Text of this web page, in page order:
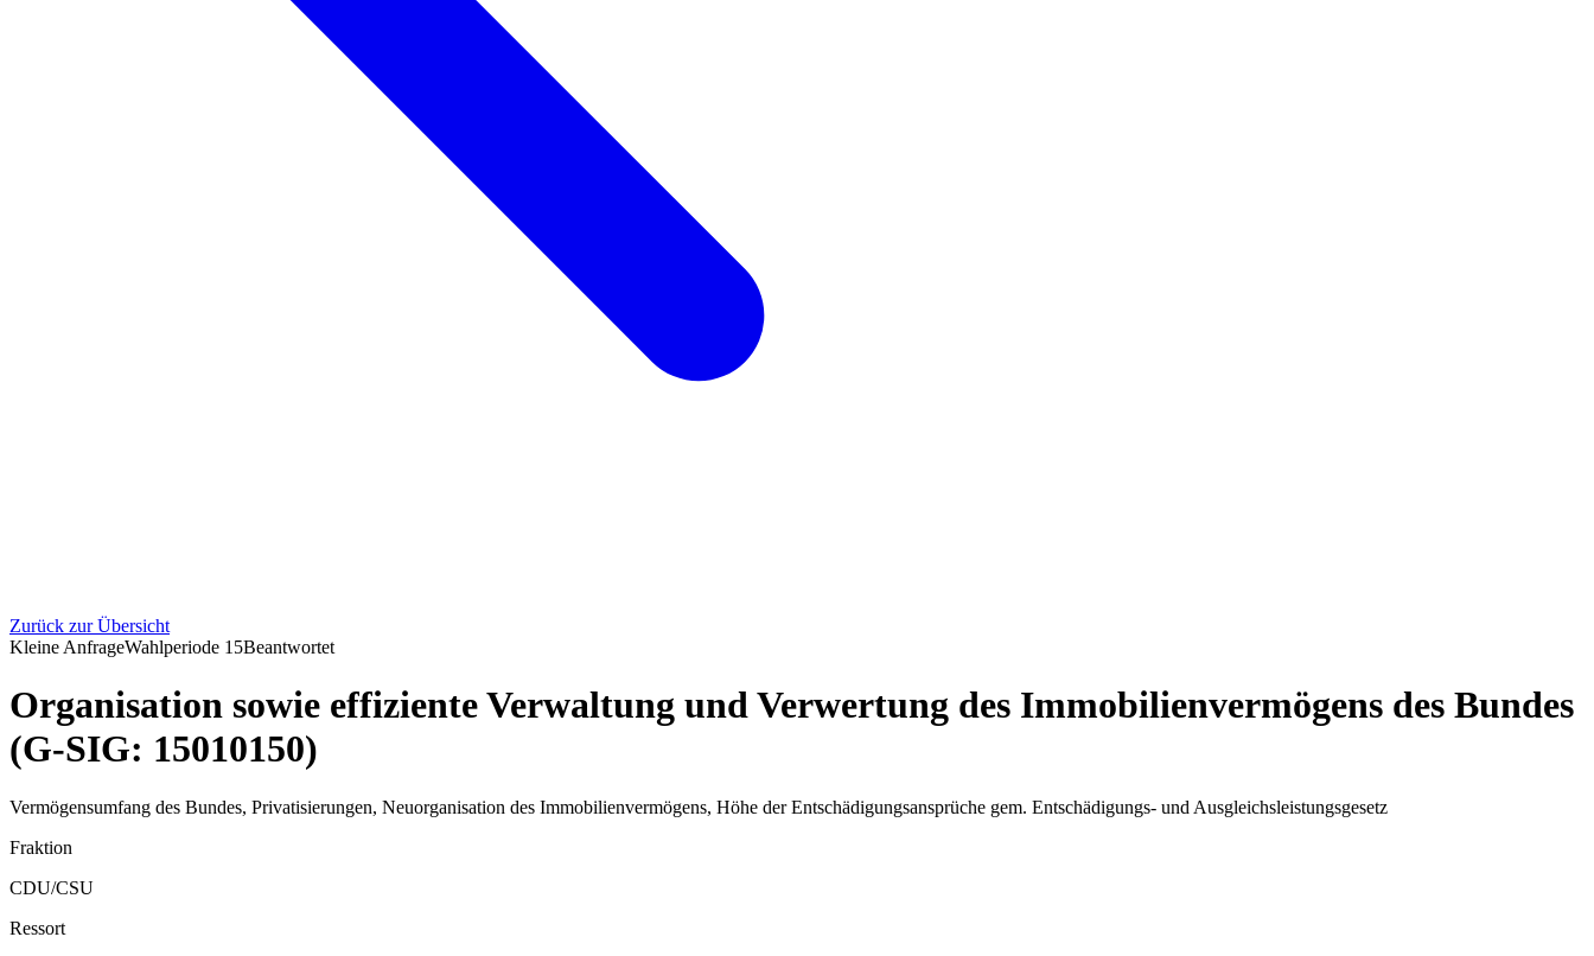
Zurück zur Übersicht
Kleine AnfrageWahlperiode 15Beantwortet
Organisation sowie effiziente Verwaltung und Verwertung des Immobilienvermögens des Bundes
(G-SIG: 15010150)
Vermögensumfang des Bundes, Privatisierungen, Neuorganisation des Immobilienvermögens, Höhe der Entschädigungsansprüche gem. Entschädigungs- und Ausgleichsleistungsgesetz
Fraktion
CDU/CSU
Ressort